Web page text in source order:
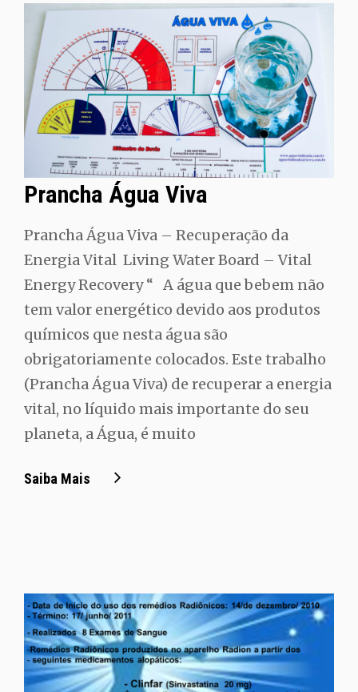
Prancha Água Viva
Prancha Água Viva – Recuperação da
Energia Vital Living Water Board – Vital
Energy Recovery “ A água que bebem não
tem valor energético devido aos produtos
químicos que nesta água são
obrigatoriamente colocados. Este trabalho
(Prancha Água Viva) de recuperar a energia
vital, no líquido mais importante do seu
planeta, a Água, é muito
Saiba Mais Prancha